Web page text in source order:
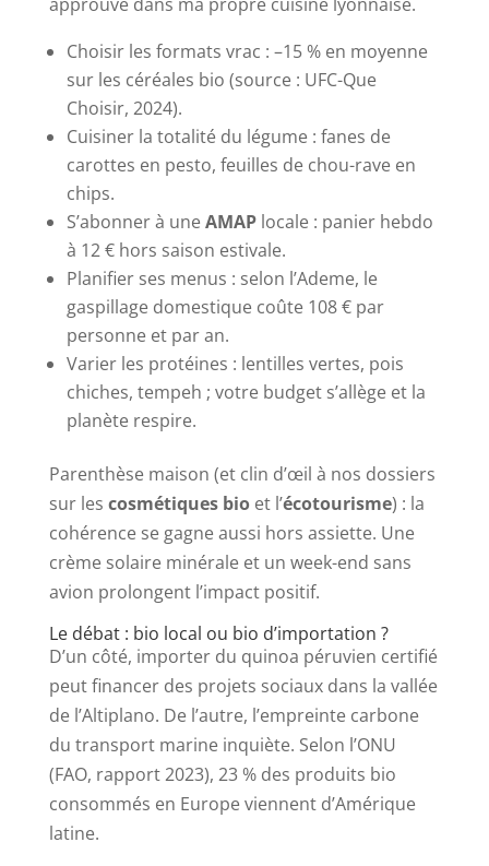
Choisir les formats vrac : –15 % en moyenne
sur les céréales bio (source : UFC-Que
Choisir, 2024).
Cuisiner la totalité du légume : fanes de
carottes en pesto, feuilles de chou-rave en
chips.
S’abonner à uneAMAPlocale : panier hebdo
à 12 € hors saison estivale.
Planifier ses menus : selon l’Ademe, le
gaspillage domestique coûte 108 € par
personne et par an.
Varier les protéines : lentilles vertes, pois
chiches, tempeh ; votre budget s’allège et la
planète respire.
Parenthèse maison (et clin d’œil à nos dossiers
sur les cosmétiques bioet l’écotourisme) : la
cohérence se gagne aussi hors assiette. Une
crème solaire minérale et un week-end sans
avion prolongent l’impact positif.
Le débat : bio local ou bio d’importation ?
D’un côté, importer du quinoa péruvien certifié
peut financer des projets sociaux dans la vallée
de l’Altiplano. De l’autre, l’empreinte carbone
du transport marine inquiète. Selon l’ONU
(FAO, rapport 2023), 23 % des produits bio
consommés en Europe viennent d’Amérique
latine.